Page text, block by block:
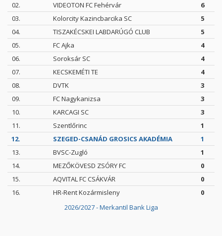
2026/2027 - Merkantil Bank Liga
02.
VIDEOTON FC Fehérvár
6
03.
Kolorcity Kazincbarcika SC
5
04.
TISZAKÉCSKEI LABDARÚGÓ CLUB
5
05.
FC Ajka
4
06.
Soroksár SC
4
07.
KECSKEMÉTI TE
4
08.
DVTK
3
09.
FC Nagykanizsa
3
10.
KARCAGI SC
3
11.
Szentlőrinc
1
12.
SZEGED-CSANÁD GROSICS AKADÉMIA
1
13.
BVSC-Zugló
1
14.
MEZŐKÖVESD ZSÓRY FC
0
15.
AQVITAL FC CSÁKVÁR
0
16.
HR-Rent Kozármisleny 0